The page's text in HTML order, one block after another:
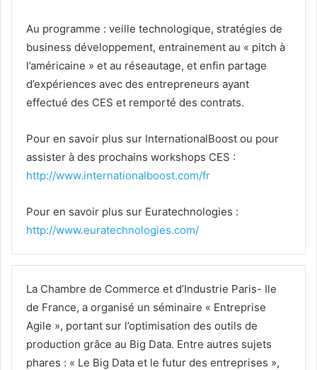
Au programme : veille technologique, stratégies de
business développement, entrainement au « pitch à
l’américaine » et au réseautage, et enfin partage
d’expériences avec des entrepreneurs ayant
effectué des CES et remporté des contrats.
Pour en savoir plus sur InternationalBoost ou pour
assister à des prochains workshops CES :
http://www.internationalboost.com/fr
Pour en savoir plus sur Euratechnologies :
http://www.euratechnologies.com/
La Chambre de Commerce et d’Industrie Paris- Ile
de France, a organisé un séminaire « Entreprise
Agile », portant sur l’optimisation des outils de
production grâce au Big Data. Entre autres sujets
phares : « Le Big Data et le futur des entreprises »,